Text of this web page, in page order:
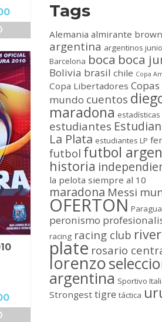
El
precio
$69,000.00.
El
precio
Tags
Alemania almirante brown
argentina argentinos
Barcelona boca boca
Bolivia brasil chile Copa
Copa Libertadores
mundo cuentos
maradona estadísticas
estudiantes
La Plata estudiantes LP
futbol futbol
historia
la pelota siempre al 10
maradona Messi
OFERTON
peronismo
racing racing club river
plate rosario
lorenzo
argentina Sportivo
Strongest tigre táctica